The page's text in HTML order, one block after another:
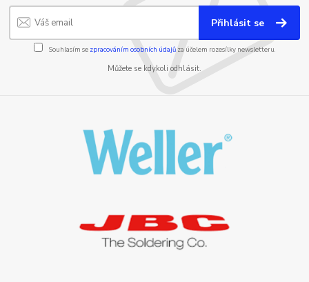
Přihlásit se
Souhlasím se zpracováním osobních údajůza účelem rozesílky newsletteru.
Můžete se kdykoli odhlásit.